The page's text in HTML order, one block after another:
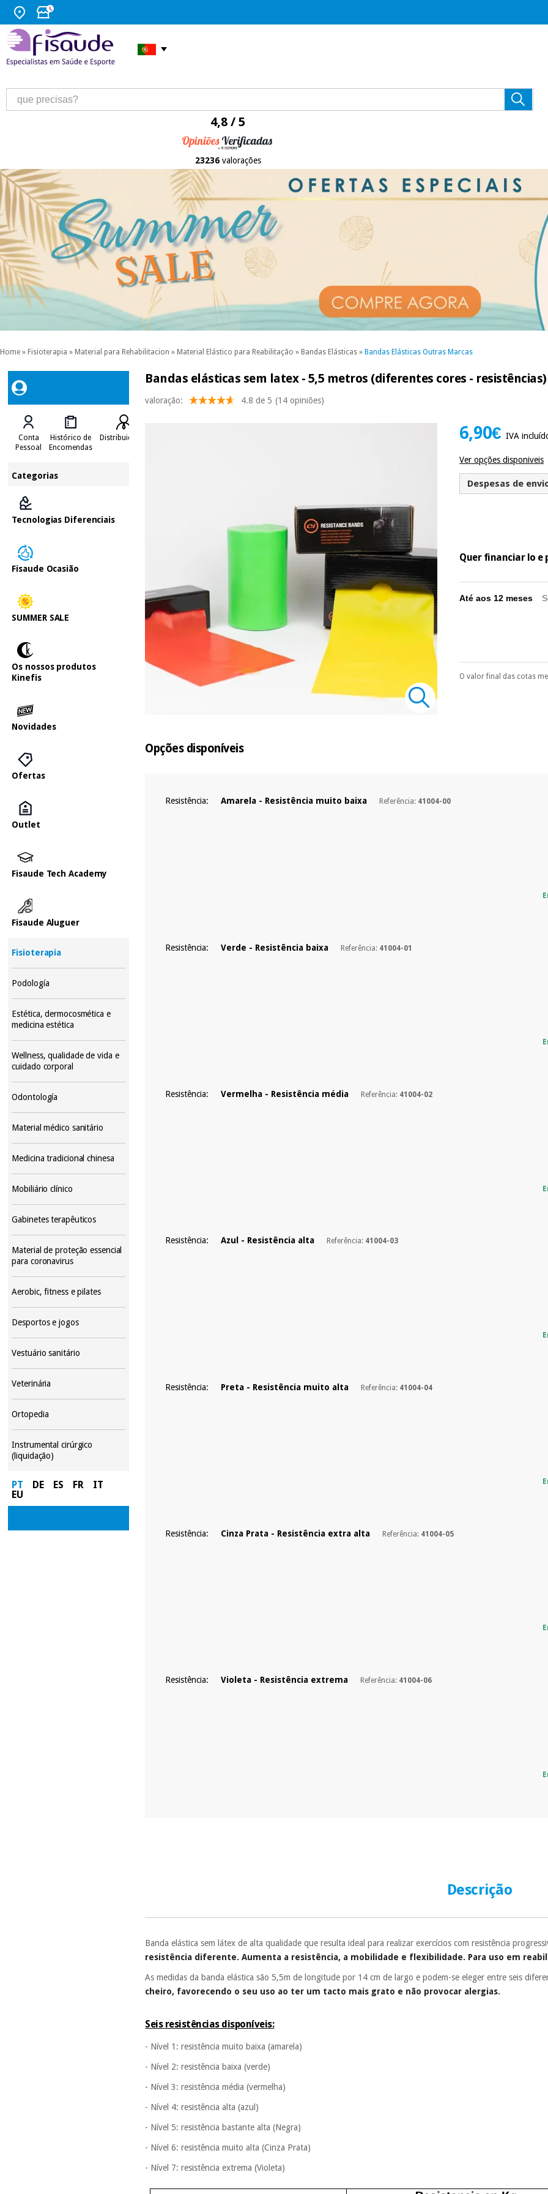
4,8 / 5
23236valorações
Home » Fisioterapia » Material para Rehabilitacion » Material Elástico para Reabilitação » Bandas Elásticas » Bandas Elásticas Outras Marcas
Conta
Pessoal
Histórico de
Encomendas
Distribuidores
Categorias
Tecnologias Diferenciais
Fisaude Ocasião
SUMMER SALE
Os nossos produtos
Kinefis
Novidades
Ofertas
Outlet
Fisaude Tech Academy
Fisaude Aluguer
Fisioterapia
Podología
Estética, dermocosmética e
medicina estética
Wellness, qualidade de vida e
cuidado corporal
Odontología
Material médico sanitário
Medicina tradicional chinesa
Mobiliário clínico
Gabinetes terapêuticos
Material de proteção essencial
para coronavirus
Aerobic, fitness e pilates
Desportos e jogos
Vestuário sanitário
Veterinária
Ortopedia
Instrumental cirúrgico
(liquidação)
PT DE ES FR
IT
EU
Bandas elásticas sem latex - 5,5 metros (diferentes cores - resistências)
valoração: 4.8 de 5 (14 opiniões)
6,90€IVA
Ver opções disponiveis
Despesas de
Quer financiar lo e
Até aos 12 meses
Pode escolhê-lo no
O valor final das cotas
Opções disponíveis
Resistência: Amarela - Resistência muito baixa Referência: 41004-00
Resistência: Verde - Resistência baixa Referência: 41004-01
Resistência: Vermelha - Resistência média Referência: 41004-02
Resistência: Azul - Resistência alta Referência: 41004-03
Resistência: Preta - Resistência muito alta Referência: 41004-04
Resistência: Cinza Prata - Resistência extra alta Referência: 41004-05
Resistência: Violeta - Resistência extrema Referência: 41004-06
Descrição
Banda elástica sem látex de alta qualidade que resulta ideal para realizar exercícios com resistência
resistência diferente. Aumenta a resistência, a mobilidade e flexibilidade. Para uso em
As medidas da banda elástica são 5,5m de longitude por 14 cm de largo e podem-se eleger entre seis
cheiro, favorecendo o seu uso ao ter um tacto mais grato e não provocar alergias.
Seis resistências disponíveis:
- Nível 1: resistência muito baixa (amarela)
- Nível 2: resistência baixa (verde)
- Nível 3: resistência média (vermelha)
- Nível 4: resistência alta (azul)
- Nível 5: resistência bastante alta (Negra)
- Nível 6: resistência muito alta (Cinza Prata)
- Nível 7: resistência extrema (Violeta)